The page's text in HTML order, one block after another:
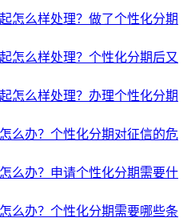
怎么样处理？做了个性化分期
怎么样处理？个性化分期后又
怎么样处理？办理个性化分期
么办？个性化分期对征信的危
么办？申请个性化分期需要什
么办？个性化分期需要哪些条